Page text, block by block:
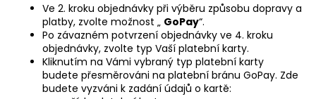
Ve 2. kroku objednávky při výběru způsobu dopravy a
platby, zvolte možnost „ GoPay“.
Po závazném potvrzení objednávky ve 4. kroku
objednávky, zvolte typ Vaší platební karty.
Kliknutím na Vámi vybraný typ platební karty
budete přesměrováni na platební bránu GoPay. Zde
budete vyzváni k zadání údajů o kartě: